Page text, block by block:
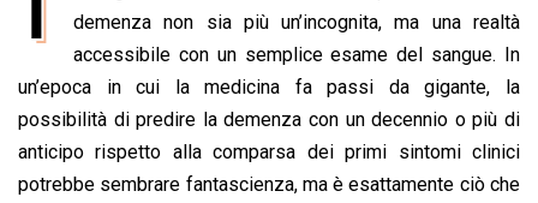
o
o
k
t
s
A
p
p
k
e
d
I
n
e
a
d
s
i
l
y
L
i
n
k
n
t
demenza non sia più un’incognita, ma una realtà
accessibile con un semplice esame del sangue. In
un’epoca in cui la medicina fa passi da gigante, la
possibilità di predire la demenza con un decennio o più di
anticipo rispetto alla comparsa dei primi sintomi clinici
potrebbe sembrare fantascienza, ma è esattamente ciò che